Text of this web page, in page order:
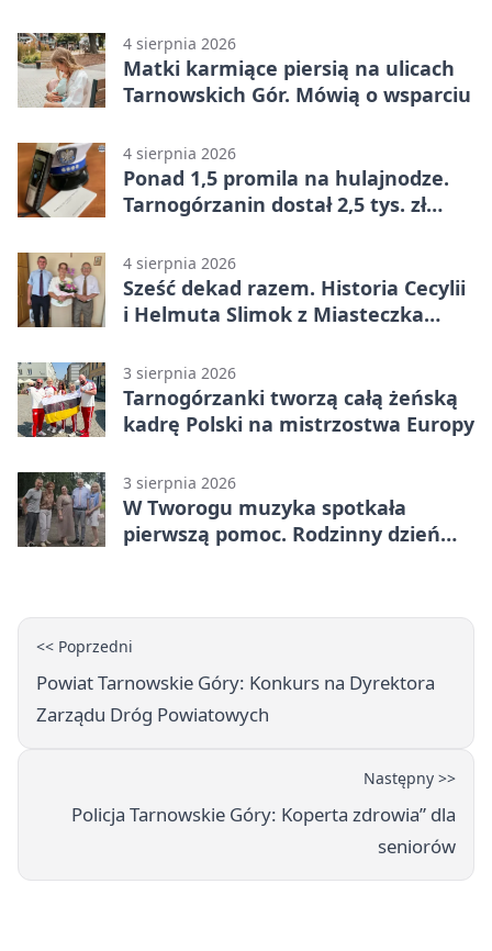
4 sierpnia 2026
Matki karmiące piersią na ulicach
Tarnowskich Gór. Mówią o wsparciu
4 sierpnia 2026
Ponad 1,5 promila na hulajnodze.
Tarnogórzanin dostał 2,5 tys. zł
4 sierpnia 2026
Sześć dekad razem. Historia Cecylii
i Helmuta Slimok z Miasteczka
3 sierpnia 2026
Tarnogórzanki tworzą całą żeńską
kadrę Polski na mistrzostwa Europy
3 sierpnia 2026
W Tworogu muzyka spotkała
pierwszą pomoc. Rodzinny dzień
<< Poprzedni
Powiat Tarnowskie Góry: Konkurs na Dyrektora
Zarządu Dróg Powiatowych
Następny >>
Policja Tarnowskie Góry: Koperta zdrowia” dla
seniorów